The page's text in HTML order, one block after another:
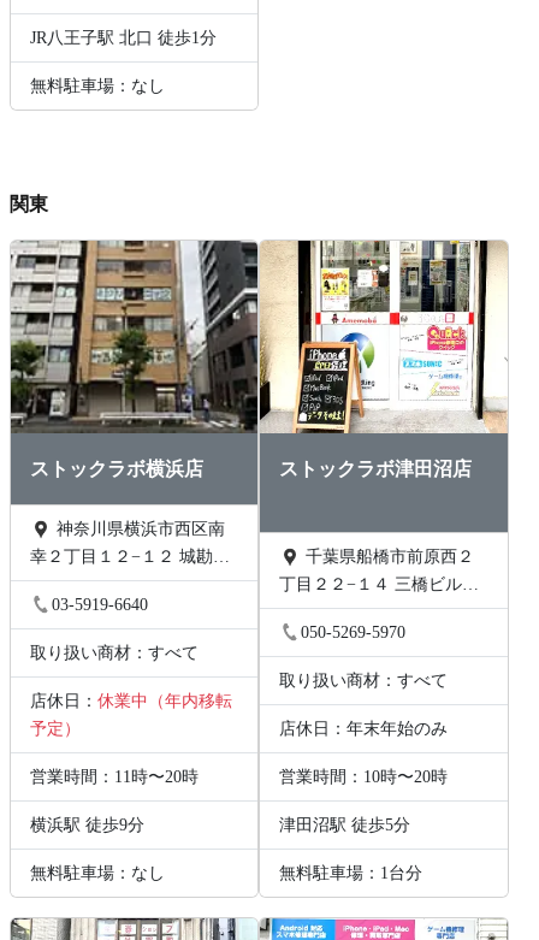
JR八王子駅 北口 徒歩1分
無料駐車場：なし
関東
ストックラボ横浜店
幸２丁目１２−１２ 城勘ビ
ル 1F
03-5919-6640
取り扱い商材：すべて
店休日： 休業中（年内移転
予定）
営業時間：11時〜20時
横浜駅 徒歩9分
無料駐車場：なし
ストックラボ津田沼店
千葉県船橋市前原西２
丁目２２−１４ 三橋ビル
202号
050-5269-5970
取り扱い商材：すべて
店休日：年末年始のみ
営業時間：10時〜20時
津田沼駅 徒歩5分
無料駐車場：1台分